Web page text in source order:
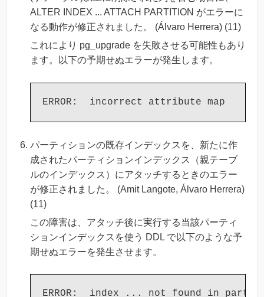
ALTER INDEX ... ATTACH PARTITION がエラーに
なる動作が修正されました。 (Álvaro Herrera) (11)
これにより pg_upgrade を失敗させる可能性もあり
ます。以下の予期せぬエラーが発生します。
パーティションの既存インデックスを、新たに作
成されたパーティションインデックス（親テーブ
ルのインデックス）にアタッチするときのエラー
が修正されました。 (Amit Langote, Álvaro Herrera)
(11)
この障害は、アタッチ後に実行する当該パーティ
ションインデックスを使う DDL で以下のような予
期せぬエラーを発生させます。